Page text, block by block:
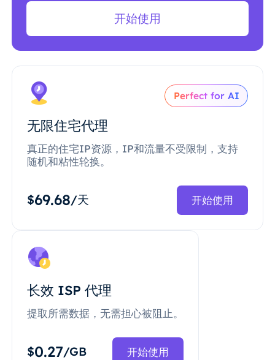
开始使用
Perfect for AI
无限住宅代理
真正的住宅IP资源，IP和流量不受限制，支持
随机和粘性轮换。
$69.68/天 开始使用
长效 ISP 代理
提取所需数据，无需担心被阻止。
$0.27/GB 开始使用